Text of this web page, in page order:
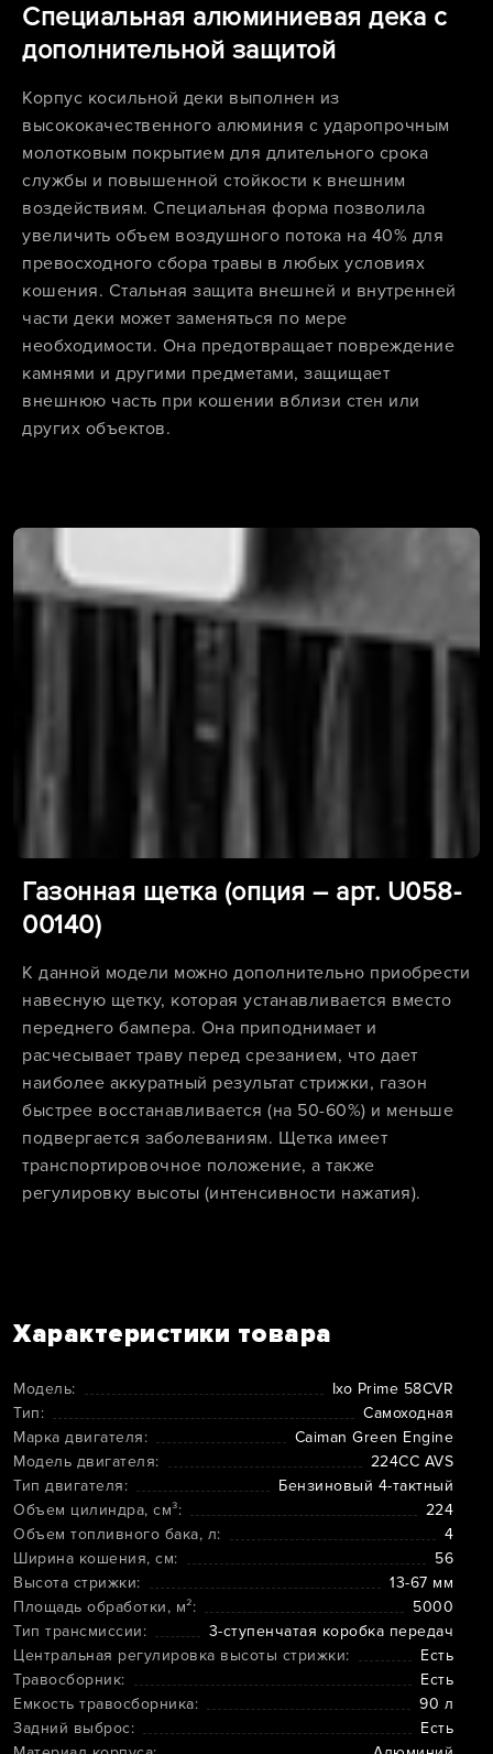
Специальная алюминиевая дека с
дополнительной защитой
Корпус косильной деки выполнен из
высококачественного алюминия с ударопрочным
молотковым покрытием для длительного срока
службы и повышенной стойкости к внешним
воздействиям. Специальная форма позволила
увеличить объем воздушного потока на 40% для
превосходного сбора травы в любых условиях
кошения. Стальная защита внешней и внутренней
части деки может заменяться по мере
необходимости. Она предотвращает повреждение
камнями и другими предметами, защищает
внешнюю часть при кошении вблизи стен или
других объектов.
Газонная щетка (опция – арт. U058-
00140)
К данной модели можно дополнительно приобрести
навесную щетку, которая устанавливается вместо
переднего бампера. Она приподнимает и
расчесывает траву перед срезанием, что дает
наиболее аккуратный результат стрижки, газон
быстрее восстанавливается (на 50-60%) и меньше
подвергается заболеваниям. Щетка имеет
транспортировочное положение, а также
регулировку высоты (интенсивности нажатия).
Характеристики товара
Модель:
Ixo Prime 58CVR
Тип:
Самоходная
Марка двигателя:
Caiman Green Engine
Модель двигателя:
224CC AVS
Тип двигателя:
Бензиновый 4-тактный
Объем цилиндра, см³:
224
Объем топливного бака, л:
4
Ширина кошения, см:
56
Высота стрижки:
13-67 мм
Площадь обработки, м²:
5000
Тип трансмиссии:
3-ступенчатая коробка передач
Центральная регулировка высоты стрижки:
Есть
Травосборник:
Есть
Емкость травосборника:
90 л
Задний выброс:
Есть